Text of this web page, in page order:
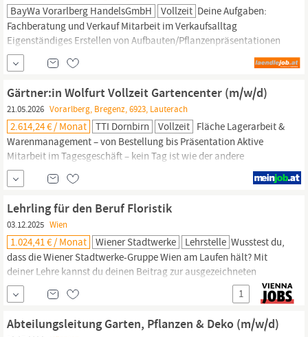
BayWa Vorarlberg HandelsGmbH Vollzeit Deine Aufgaben:
Fachberatung und Verkauf Mitarbeit im Verkaufsalltag
Eigenständiges Erstellen von Aufbauten/Pflanzenpräsentationen
Warenbestellung und -einkauf Unterstützung der
Gartencenterleitung in fachlichen und personellen
Angelegenheiten Dein Profil: Abgeschlossene Ausbildung als
Gärtnerin bzw. einschlägige Berufserfahrung Erste
Führungserfahrung bzw. Bereitschaft...
Gärtner:in Wolfurt Vollzeit Gartencenter (m/w/d)
21.05.2026 Vorarlberg, Bregenz, 6923, Lauterach
2.614,24 € / Monat TTI Dornbirn Vollzeit Fläche Lagerarbeit &
Warenmanagement – von Bestellung bis Präsentation Aktive
Mitarbeit im Tagesgeschäft – kein Tag ist wie der andere
Unterstützung der Leitung – mit Perspektive zur
Weiterentwicklung Was dich besonders macht Ausbildung als
Gartencenter oder Gartenmarkt Freude an der...
Lehrling für den Beruf Floristik
03.12.2025 Wien
1.024,41 € / Monat Wiener Stadtwerke Lehrstelle Wusstest du,
dass die Wiener Stadtwerke-Gruppe Wien am Laufen hält? Mit
deiner Lehre kannst du deinen Beitrag zur ausgezeichneten
Lebensqualität Wiens leisten und setzt deine Talente ein, um
unsere Stadt klimafit für die Zukunft zu machen. Lehre läuft!
Möchtest du. ein Profi im Binden von Gestecken, Kränzen und
Blumendekorationen werden? deiner Kreativität freien Lauf...
1
Abteilungsleitung Garten, Pflanzen & Deko (m/w/d)